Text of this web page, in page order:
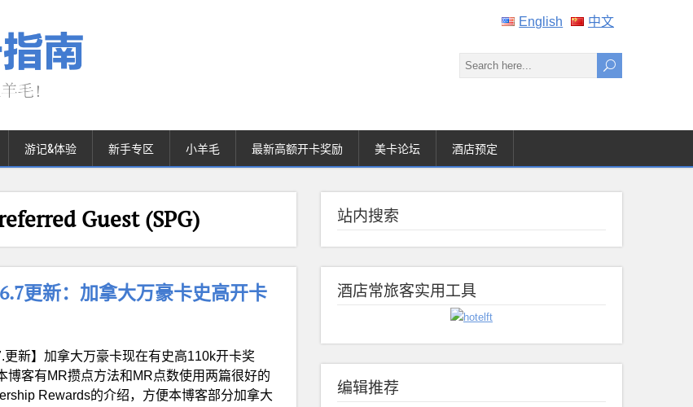
English 中文
游记&体验 新手专区 小羊毛 最新高额开卡奖励 美卡论坛 酒店预定
Guest (SPG)
更新：加拿大万豪卡史高开卡
更新】加拿大万豪卡现在有史高110k开卡奖
客有MR攒点方法和MR点数使用两篇很好的
Rewards的介绍，方便本博客部分加拿大
站内搜索
酒店常旅客实用工具
编辑推荐